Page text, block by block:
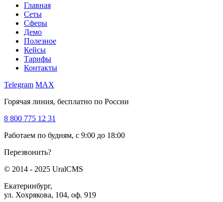
Главная
Сеты
Сферы
Демо
Полезное
Кейсы
Тарифы
Контакты
Telegram MAX
Горячая линия, бесплатно по России
8 800 775 12 31
Работаем по будням, с 9:00 до 18:00
Перезвонить?
© 2014 - 2025 UralCMS
Екатеринбург,
ул. Хохрякова, 104, оф. 919